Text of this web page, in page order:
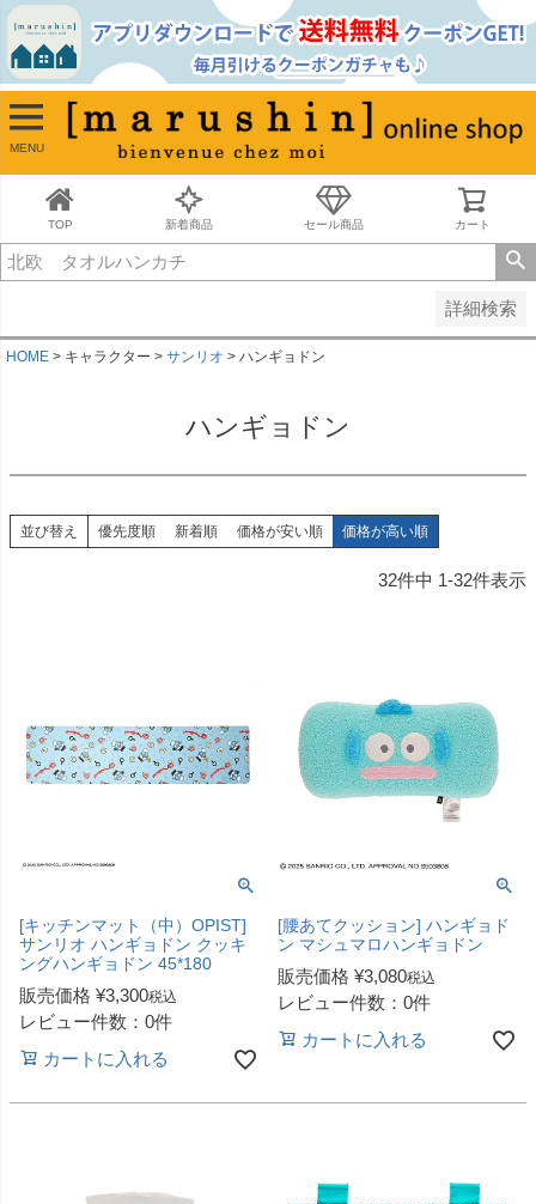
MENU
TOP 新着商品 セール商品 カート
詳細検索
並び順
新着順
古い順
価格が安い順
価格が高い順
キーワードヒット順
HOME キャラクター サンリオ ハンギョドン
ハンギョドン
並び替え 優先度順 新着順 価格が安い順 価格が高い順
32件中 1-32件表示
[キッチンマット（中）OPIST]
サンリオ ハンギョドン クッキ
ングハンギョドン 45*180
販売価格 ¥3,300税込
レビュー件数：0件
カートに入れる
[腰あてクッション] ハンギョド
ン マシュマロハンギョドン
販売価格 ¥3,080税込
レビュー件数：0件
カートに入れる